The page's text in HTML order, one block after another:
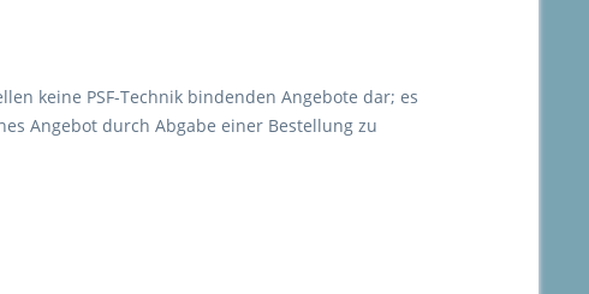
keine PSF-Technik bindenden Angebote dar; es
Angebot durch Abgabe einer Bestellung zu